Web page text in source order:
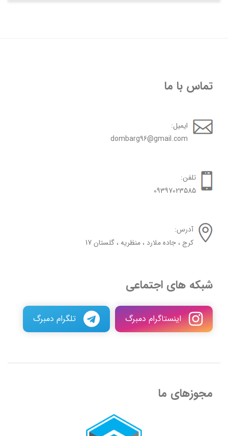
تماس با ما
ایمیل:
dombarg96@gmail.com
تلفن:
09397023585
آدرس:
کرج ، جاده ملارد ، منظریه ، گلستان 17
شبکه های اجتماعی
اینستاگرام دمبرگ تلگرام دمبرگ
مجوزهای ما